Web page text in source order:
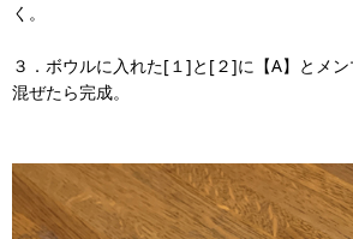
く。
３．ボウルに入れた[１]と[２]に【A】とメン
混ぜたら完成。